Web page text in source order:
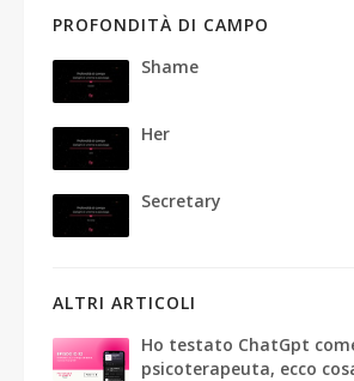
PROFONDITÀ DI CAMPO
Shame
Her
Secretary
ALTRI ARTICOLI
Ho testato ChatGpt
psicoterapeuta, ecco